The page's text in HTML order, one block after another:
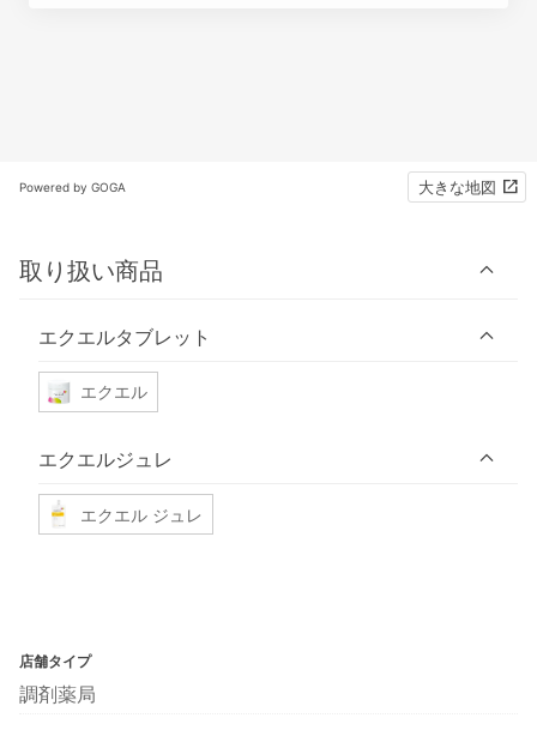
Powered by GOGA 大きな地図
取り扱い商品
エクエルタブレット
エクエル
エクエルジュレ
エクエル ジュレ
店舗タイプ
調剤薬局